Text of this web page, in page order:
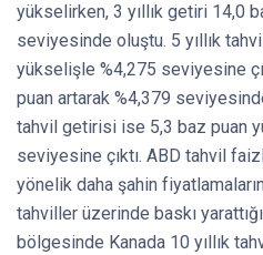
yükselirken, 3 yıllık getiri 14,0
seviyesinde oluştu. 5 yıllık
yükselişle %4,275 seviyesine
puan artarak %4,379
tahvil getirisi ise 5,3 baz puan
seviyesine çıktı. ABD tahvil
yönelik daha şahin
tahviller üzerinde baskı
bölgesinde Kanada 10 yıllık